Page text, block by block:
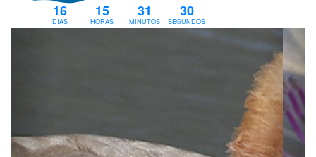
16
DÍAS
15
HORAS
31
MINUTOS
29
SEGUNDOS
Next